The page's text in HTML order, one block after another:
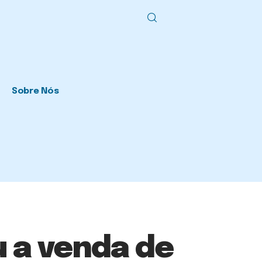
Sobre Nós
venda de